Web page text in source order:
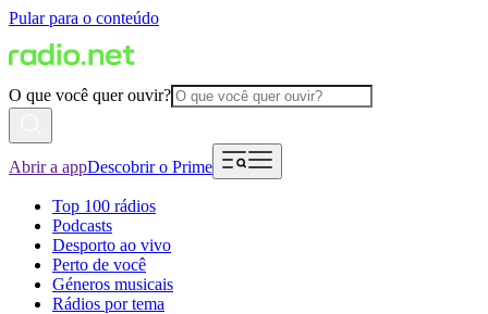
Pular para o conteúdo
O que você quer ouvir?
Abrir a appDescobrir o Prime
Top 100 rádios
Podcasts
Desporto ao vivo
Perto de você
Géneros musicais
Rádios por tema